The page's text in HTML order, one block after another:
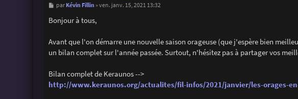
M
s
s
e
par Kévin Fillin»ven. janv. 15, 2021 13:32
Bonjour à tous,
Avant que l'on démarre une nouvelle saison orageuse (que j'espère bien
un bilan complet sur l'année passée. Surtout, n'hésitez pas à partager vos
Bilan complet de Keraunos -->
http://www.keraunos.org/actualites/fil-infos/2021/janvier/les-orages-